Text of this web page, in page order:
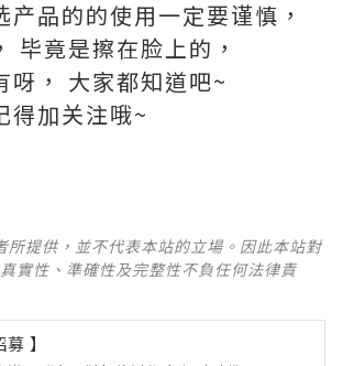
产品的的使用一定要谨慎，
毕竟是擦在脸上的，
呀， 大家都知道吧~
得加关注哦~
所提供，並不代表本站的立場。因此本站對
實性、準確性及完整性不負任何法律責
】